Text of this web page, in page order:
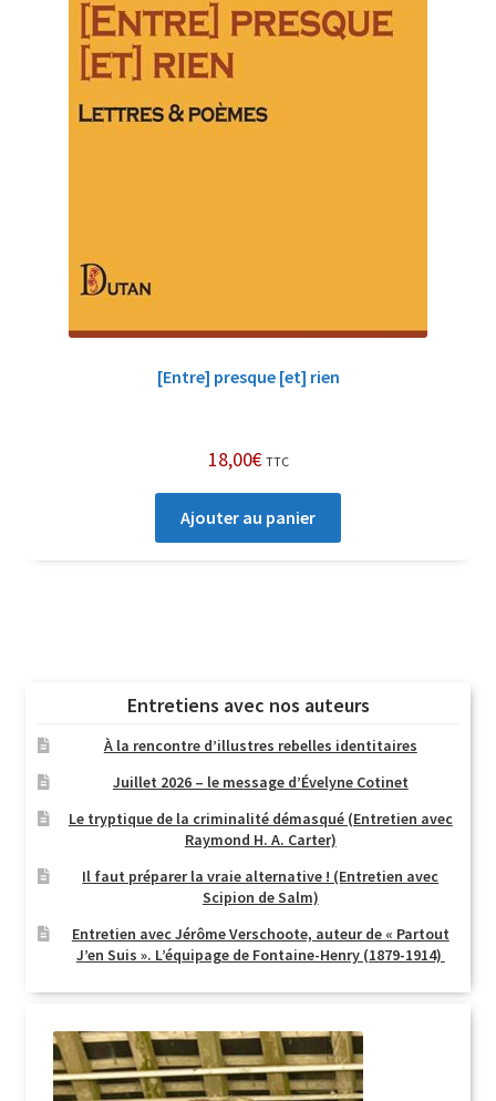
[Entre] presque [et] rien
18,00€ TTC
Ajouter au panier
Entretiens avec nos auteurs
À la rencontre d’illustres rebelles identitaires
Juillet 2026 – le message d’Évelyne Cotinet
Le tryptique de la criminalité démasqué (Entretien avec
Raymond H. A. Carter)
Il faut préparer la vraie alternative ! (Entretien avec
Scipion de Salm)
Entretien avec Jérôme Verschoote, auteur de « Partout
J’en Suis ». L’équipage de Fontaine-Henry (1879-1914)